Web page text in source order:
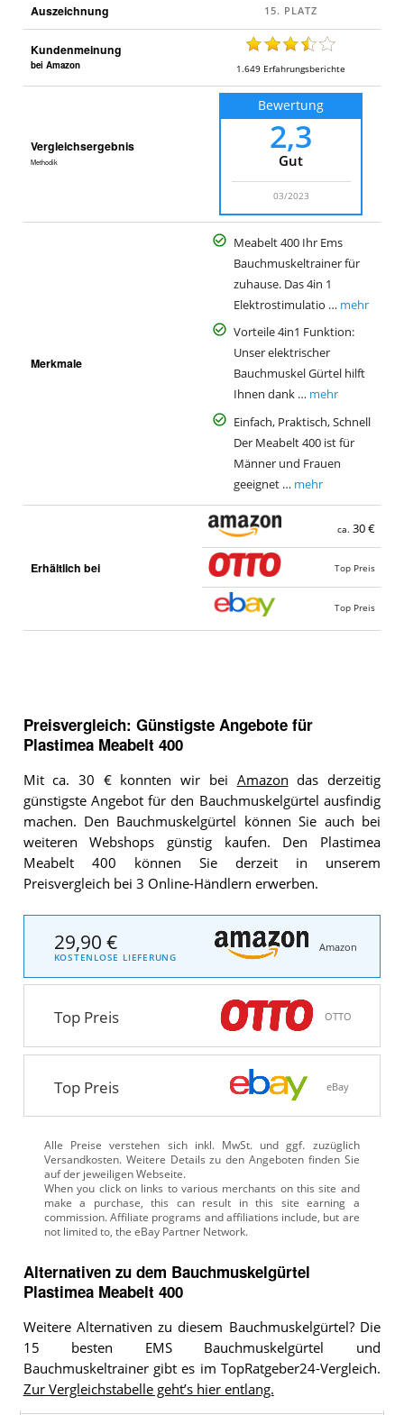
Auszeichnung
Kundenmeinung
bei Amazon 1.649 Erfahrungsberichte
Vergleichsergebnis
Methodik
Bewertung
2,3
Gut
03/2023
Merkmale
Meabelt 400 Ihr Ems
Bauchmuskeltrainer für
zuhause. Das 4in 1
Elektrostimulatio … mehr
Vorteile 4in1 Funktion:
Unser elektrischer
Bauchmuskel Gürtel hilft
Ihnen dank … mehr
Einfach, Praktisch, Schnell
Der Meabelt 400 ist für
Männer und Frauen
geeignet … mehr
Erhältlich bei
ca. 30 €
Top Preis
Top Preis
Preisvergleich: Günstigste Angebote für
Plastimea Meabelt 400
Mit ca. 30 € konnten wir bei Amazon das derzeitig
günstigste Angebot für den Bauchmuskelgürtel ausfindig
machen. Den Bauchmuskelgürtel können Sie auch bei
weiteren Webshops günstig kaufen. Den Plastimea
Meabelt 400 können Sie derzeit in unserem
Preisvergleich bei 3 Online-Händlern erwerben.
29,90 €
KOSTENLOSE LIEFERUNG
Amazon
Top Preis OTTO
Top Preis eBay
Alle Preise verstehen sich inkl. MwSt. und ggf. zuzüglich
Versandkosten. Weitere Details zu den Angeboten finden Sie
auf der jeweiligen Webseite.
Alternativen zu dem Bauchmuskelgürtel
Plastimea Meabelt 400
Weitere Alternativen zu diesem Bauchmuskelgürtel? Die
15 besten EMS Bauchmuskelgürtel und
Bauchmuskeltrainer gibt es im TopRatgeber24-Vergleich.
Zur Vergleichstabelle geht’s hier entlang.